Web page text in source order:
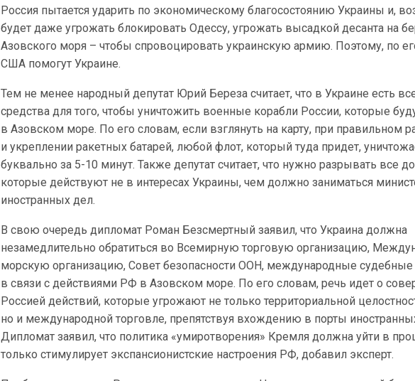
Россия пытается ударить по экономическому благосостоянию Украины и,
будет даже угрожать блокировать Одессу, угрожать высадкой десанта на
Азовского моря – чтобы спровоцировать украинскую армию. Поэтому, по
США помогут Украине.
Тем не менее народный депутат Юрий Береза считает, что в Украине есть
средства для того, чтобы уничтожить военные корабли России, которые
в Азовском море. По его словам, если взглянуть на карту, при правильном
и укреплении ракетных батарей, любой флот, который туда придет,
буквально за 5-10 минут. Также депутат считает, что нужно разрывать все
которые действуют не в интересах Украины, чем должно заниматься
иностранных дел.
В свою очередь дипломат Роман Безсмертный заявил, что Украина должна
незамедлительно обратиться во Всемирную торговую организацию,
морскую организацию, Совет безопасности ООН, международные судебные
в связи с действиями РФ в Азовском море. По его словам, речь идет о
Россией действий, которые угрожают не только территориальной
но и международной торговле, препятствуя вхождению в порты
Дипломат заявил, что политика «умиротворения» Кремля должна уйти в
только стимулирует экспансионистские настроения РФ, добавил эксперт.